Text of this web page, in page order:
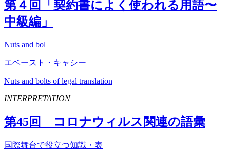
第４回「契約書によく使われる用語〜
中級編」
Nuts and bol
エベースト・キャシー
Nuts and bolts of legal translation
INTERPRETATION
第45回 コロナウィルス関連の語彙
国際舞台で役立つ知識・表